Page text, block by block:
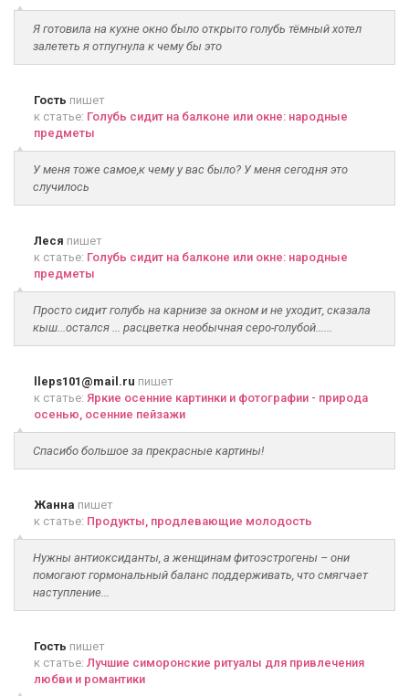
Я готовила на кухне окно было открыто голубь тёмный хотел
залететь я отпугнула к чему бы это
Гость пишет
к статье: Голубь сидит на балконе или окне: народные
предметы
У меня тоже самое,к чему у вас было? У меня сегодня это
случилось
Леся пишет
к статье: Голубь сидит на балконе или окне: народные
предметы
Просто сидит голубь на карнизе за окном и не уходит, сказала
кыш...остался ... расцветка необычная серо-голубой......
lleps101@mail.ru пишет
к статье: Яркие осенние картинки и фотографии - природа
осенью, осенние пейзажи
Спасибо большое за прекрасные картины!
Жанна пишет
к статье: Продукты, продлевающие молодость
Нужны антиоксиданты, а женщинам фитоэстрогены – они
помогают гормональный баланс поддерживать, что смягчает
наступление...
Гость пишет
к статье: Лучшие симоронские ритуалы для привлечения
любви и романтики